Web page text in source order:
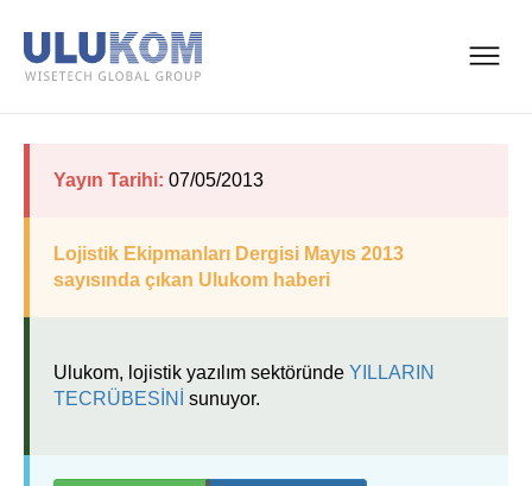
Yayın Tarihi: 07/05/2013
Lojistik Ekipmanları Dergisi Mayıs 2013
sayısında çıkan Ulukom haberi
Ulukom, lojistik yazılım sektöründe YILLARIN
TECRÜBESİNİ
sunuyor.